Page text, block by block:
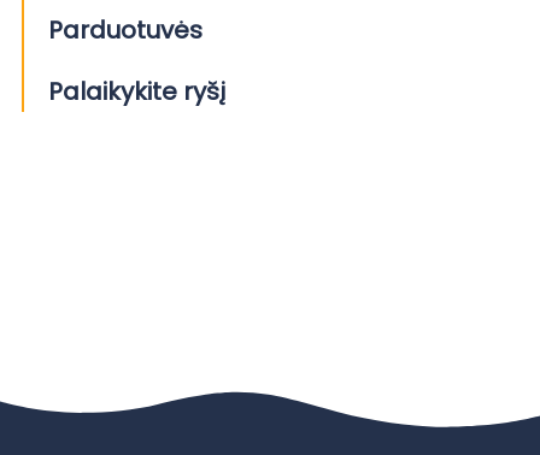
Parduotuvės
Palaikykite ryšį